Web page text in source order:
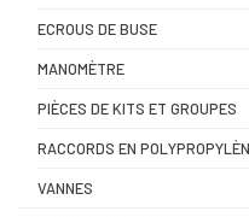
ECROUS DE BUSE
MANOMÈTRE
PIÈCES DE KITS ET GROUPES
RACCORDS EN
VANNES